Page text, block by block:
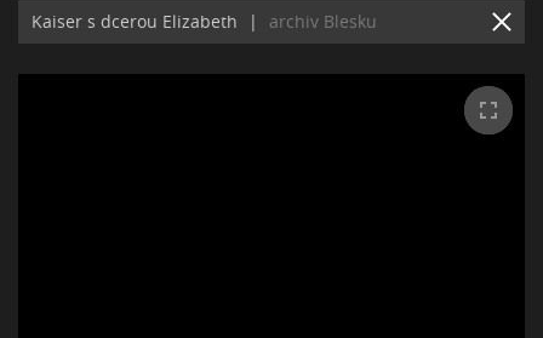
Kaiser s dcerou Elizabeth | archiv Blesku